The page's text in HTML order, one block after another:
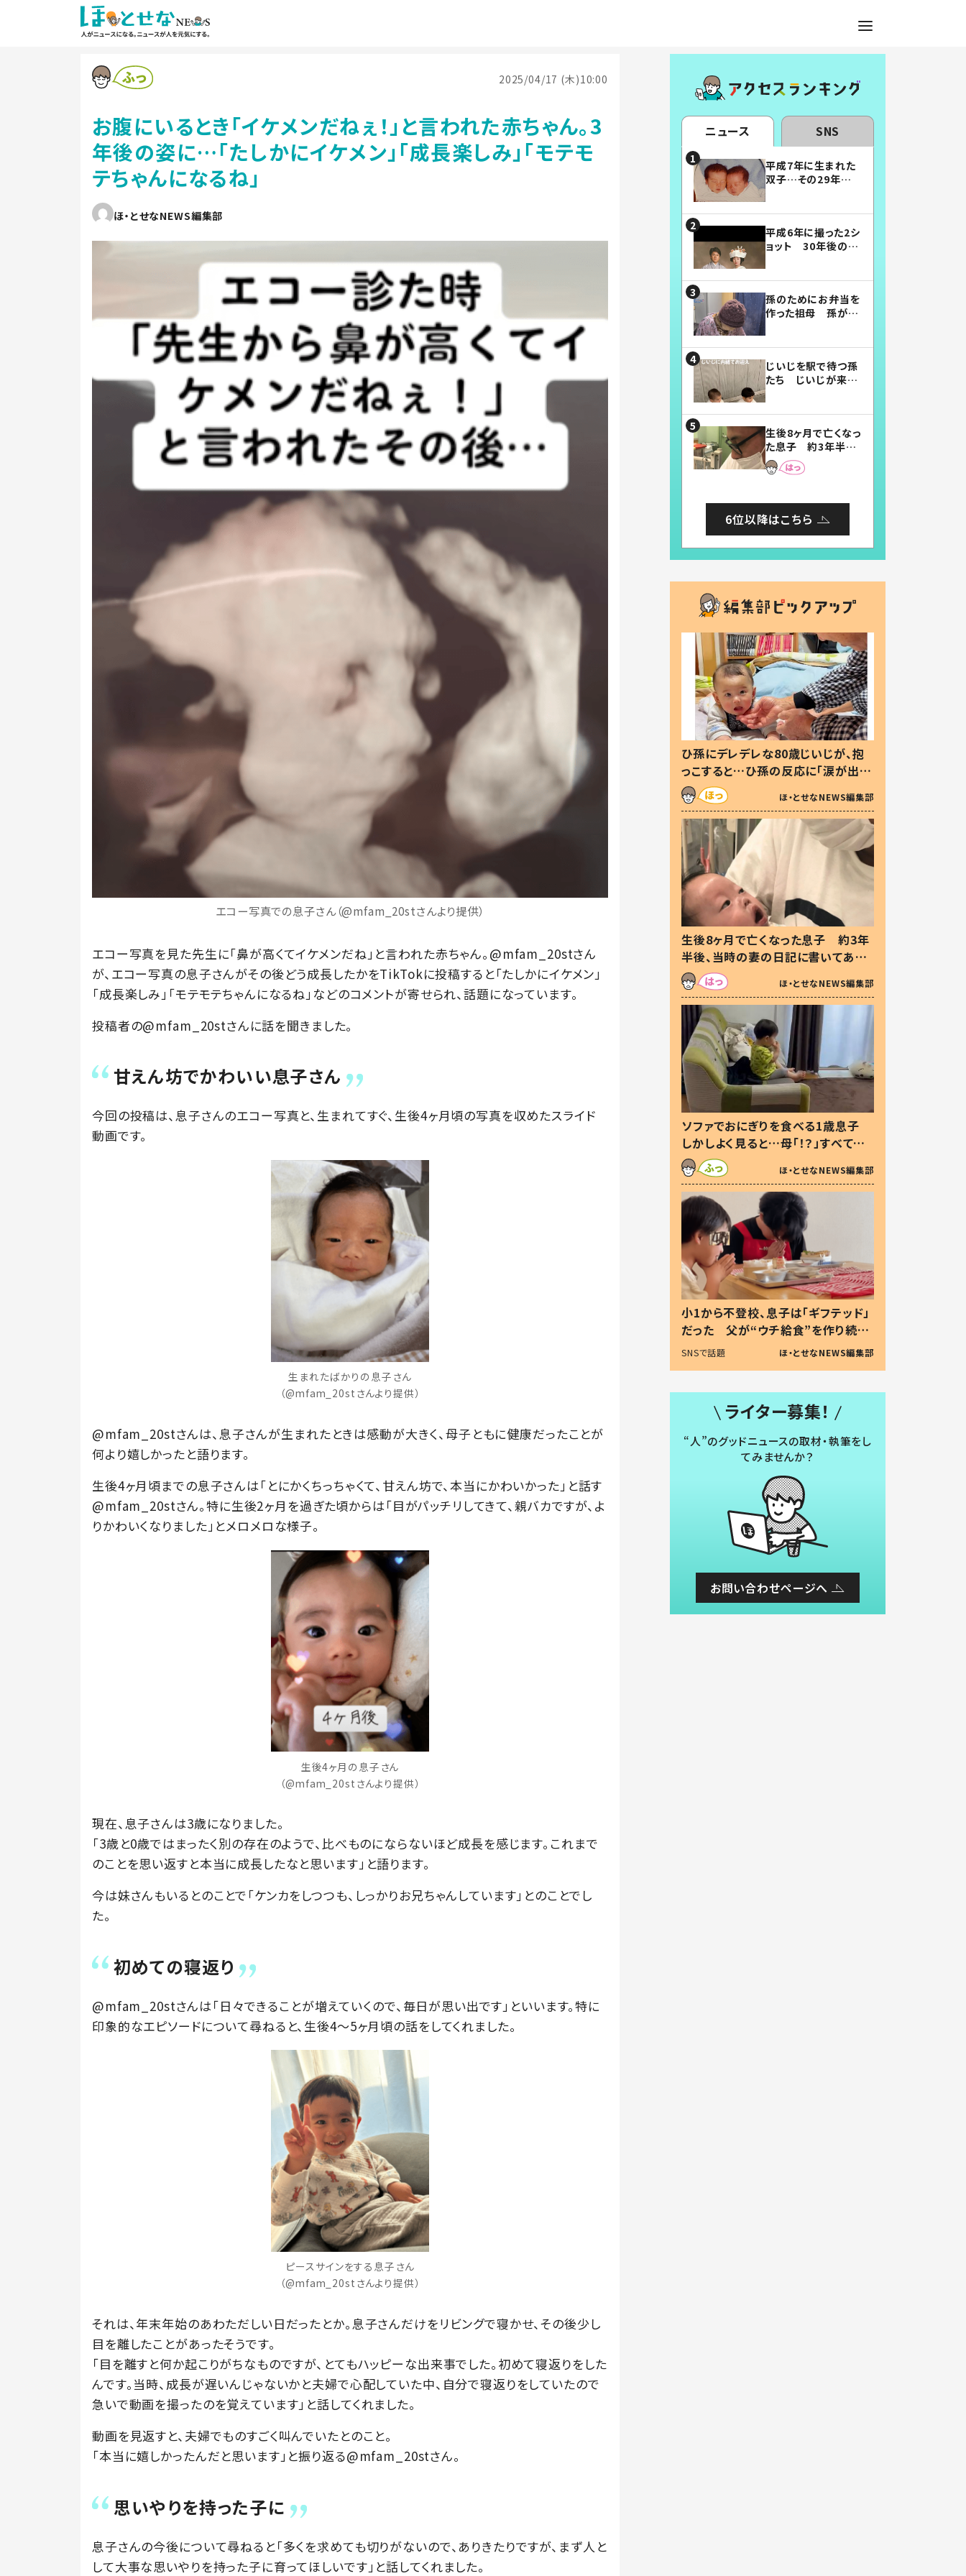
2025/04/17 (木)10:00
お腹にいるとき「イケメンだねぇ！」と言われた赤ちゃん。3
年後の姿に…「たしかにイケメン」「成長楽しみ」「モテモ
テちゃんになるね」
ほ・とせなNEWS編集部
エコー写真での息子さん（@mfam_20stさんより提供）
エコー写真を見た先生に「鼻が高くてイケメンだね」と言われた赤ちゃん。@mfam_20stさん
が、エコー写真の息子さんがその後どう成長したかをTikTokに投稿すると「たしかにイケメン」
「成長楽しみ」「モテモテちゃんになるね」などのコメントが寄せられ、話題になっています。
投稿者の@mfam_20stさんに話を聞きました。
甘えん坊でかわいい息子さん
今回の投稿は、息子さんのエコー写真と、生まれてすぐ、生後4ヶ月頃の写真を収めたスライド
動画です。
生まれたばかりの息子さん
（@mfam_20stさんより提供）
@mfam_20stさんは、息子さんが生まれたときは感動が大きく、母子ともに健康だったことが
何より嬉しかったと語ります。
生後4ヶ月頃までの息子さんは「とにかくちっちゃくて、甘えん坊で、本当にかわいかった」と話す
@mfam_20stさん。特に生後2ヶ月を過ぎた頃からは「目がパッチリしてきて、親バカですが、よ
りかわいくなりました」とメロメロな様子。
生後4ヶ月の息子さん
（@mfam_20stさんより提供）
現在、息子さんは3歳になりました。
「3歳と0歳ではまったく別の存在のようで、比べものにならないほど成長を感じます。これまで
のことを思い返すと本当に成長したなと思います」と語ります。
今は妹さんもいるとのことで「ケンカをしつつも、しっかりお兄ちゃんしています」とのことでし
た。
初めての寝返り
@mfam_20stさんは「日々できることが増えていくので、毎日が思い出です」といいます。特に
印象的なエピソードについて尋ねると、生後4～5ヶ月頃の話をしてくれました。
ピースサインをする息子さん
（@mfam_20stさんより提供）
それは、年末年始のあわただしい日だったとか。息子さんだけをリビングで寝かせ、その後少し
目を離したことがあったそうです。
「目を離すと何か起こりがちなものですが、とてもハッピーな出来事でした。初めて寝返りをした
んです。当時、成長が遅いんじゃないかと夫婦で心配していた中、自分で寝返りをしていたので
急いで動画を撮ったのを覚えています」と話してくれました。
動画を見返すと、夫婦でものすごく叫んでいたとのこと。
「本当に嬉しかったんだと思います」と振り返る@mfam_20stさん。
思いやりを持った子に
息子さんの今後について尋ねると「多くを求めても切りがないので、ありきたりですが、まず人と
して大事な思いやりを持った子に育ってほしいです」と話してくれました。
ニュース SNS
平成7年に生まれた
双子…その29年後
平成6年に撮った2シ
ョット 30年後の姿
孫のためにお弁当を
作った祖母 孫が絶
じいじを駅で待つ孫
たち じいじが来た
まらない」「幸せにな
れる」
生後8ヶ月で亡くなっ
た息子 約3年半
後、当時の妻の日記
に書いてあった本音
6位以降はこちら
ひ孫にデレデレな80歳じいじが、抱
っこすると…ひ孫の反応に「涙が出ま
した」「可愛くて仕方ない」
ほ・とせなNEWS編集部
生後8ヶ月で亡くなった息子 約3年
半後、当時の妻の日記に書いてあっ
た本音とは
ほ・とせなNEWS編集部
ソファでおにぎりを食べる1歳息子
しかしよく見ると…母「！？」すべてを
察した母の投稿に「可愛いから許
す！」「現行犯〜」
ほ・とせなNEWS編集部
小1から不登校、息子は「ギフテッド」
だった 父が“ウチ給食”を作り続け
る理由とは #令和の親 #令和の子
SNSで話題 ほ・とせなNEWS編集部
ライター募集！
“人”のグッドニュースの取材・執筆をし
てみませんか？
お問い合わせページへ